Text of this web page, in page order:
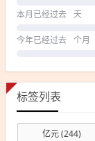
本月已经过去 天
今年已经过去 个月
标签列表
亿元(244)